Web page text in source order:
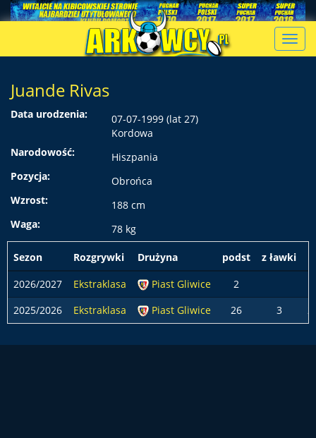
Juande Rivas
Data urodzenia:
07-07-1999 (lat 27)
Kordowa
Narodowość:
Hiszpania
Pozycja:
Obrońca
Wzrost:
188 cm
Waga:
78 kg
Sezon Rozgrywki Drużyna podst
z ławki
2026/2027
Ekstraklasa Piast Gliwice 2
2025/2026
Ekstraklasa Piast Gliwice 26 3